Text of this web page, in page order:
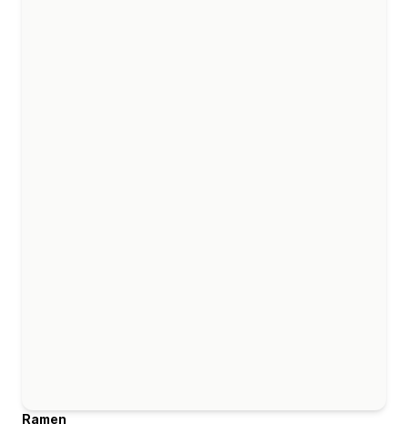
Ramen